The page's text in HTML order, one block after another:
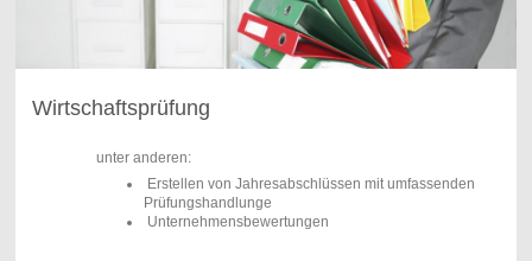
Wirtschaftsprüfung
unter anderen:
Erstellen von Jahresabschlüssen mit umfassenden
Prüfungshandlunge
Unternehmensbewertungen